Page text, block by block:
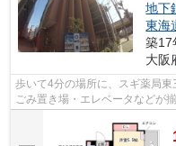
地下
東海
築17
大阪
歩いて4分の場所に、スギ薬局
ごみ置き場・エレベータなどが